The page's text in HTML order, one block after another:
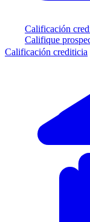
Calificación
Califique
Calificación crediticia